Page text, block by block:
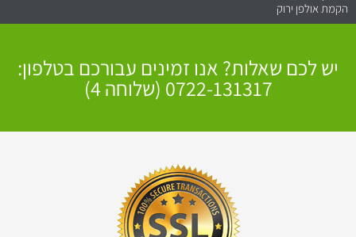
הקמת אולפן ירוק
יש לכם שאלות? אנו זמינים עבורכם בטלפון:
0722-131317 (שלוחה 4)